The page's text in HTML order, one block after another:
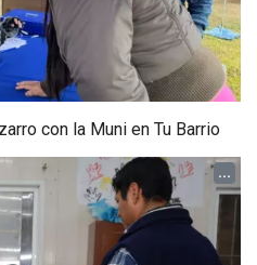
con la Muni en Tu Barrio
...